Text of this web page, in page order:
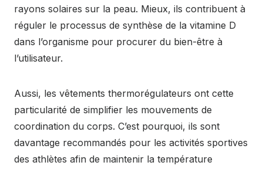
rayons solaires sur la peau. Mieux, ils contribuent à
réguler le processus de synthèse de la vitamine D
dans l’organisme pour procurer du bien-être à
l’utilisateur.
Aussi, les vêtements thermorégulateurs ont cette
particularité de simplifier les mouvements de
coordination du corps. C’est pourquoi, ils sont
davantage recommandés pour les activités sportives
des athlètes afin de maintenir la température